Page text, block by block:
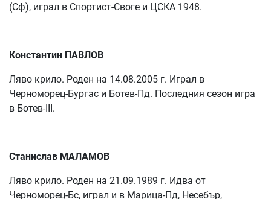
(Сф), играл в Спортист-Своге и ЦСКА 1948.
Константин ПАВЛОВ
Ляво крило. Роден на 14.08.2005 г. Играл в
Черноморец-Бургас и Ботев-Пд. Последния сезон игра
в Ботев-III.
Станислав МАЛАМОВ
Ляво крило. Роден на 21.09.1989 г. Идва от
Черноморец-Бс, играл и в Марица-Пд, Несебър,